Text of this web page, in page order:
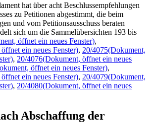
hat über acht Beschlussempfehlungen
zu Petitionen abgestimmt, die beim
und vom Petitionsausschuss beraten
sich um die Sammelübersichten 193 bis
öffnet ein neues Fenster),
ein neues Fenster), 20/4075(Dokument,
, 20/4076(Dokument, öffnet ein neues
öffnet ein neues Fenster),
ein neues Fenster), 20/4079(Dokument,
, 20/4080(Dokument, öffnet ein neues
Abschaffung der